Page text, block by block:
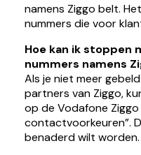
namens Ziggo belt.
nummers die voor
Hoe kan ik stoppen
nummers namens
Als je niet meer
partners van Ziggo,
op de Vodafone
contactvoorkeuren”.
benaderd wilt worden.